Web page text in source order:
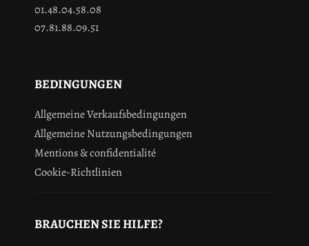
01.48.04.58.08
07.81.88.09.51
BEDINGUNGEN
Allgemeine Verkaufsbedingungen
Allgemeine Nutzungsbedingungen
Mentions & confidentialité
Cookie-Richtlinien
BRAUCHEN SIE HILFE?